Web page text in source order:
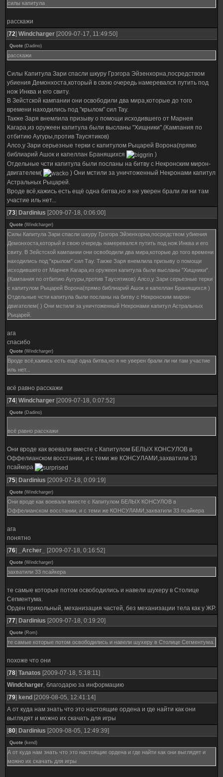
силы капитула
расскажи
[72] Windcharger [2009-07-17, 11:49:50]
Quote (Dadino)
расскажи
Силы Капитула Зари спасли шкуру Грэгора Эйзенхорна,посредством
убиения Демонхоста,который в свою очередь намеревался путить под
нож Инква и его свиту.
В Зейстской кампании они освободили два мира,которые до того
времени находились под "крылом" сил Тау.
Также Заря внемлила призыву о помощи исходившего от Марнея
Кагара,из оружеен капитула были высланы "Хищники".(Кампания по
отбитию Аугуры,против Таусятиков)
Алсо,у Зари серьезные терки с капитулом Рыцарей Ворона(прямо
библиарий Ашок и капеллан Бранящихся
)
Отдельные чсти капитула были посланы на битву с Некронским мирон-
двигателем(
) Они мстили за уничтоженный Некронами капитул
Астральных Рыцарей.
Вроде всё,кажись есть ещё одна битва,но я не уверен брали ли ни там
участие иль нет...
[73] Dardinius [2009-07-18, 0:06:00]
Quote (Windcharger)
Силы Капитула Зари спасли шкуру Грэгора Эйзенхорна,посредством убиения
Демонхоста,который в свою очередь намеревался путить под нож Инква и его
свиту. В Зейстской кампании они освободили два мира,которые до того времени
находились под "крылом" сил Тау. Также Заря внемлила призыву о помощи
исходившего от Марнея Кагара,из оружеен капитула были высланы "Хищники".
(Кампания по отбитию Аугуры,против Таусятиков) Алсо,у Зари серьезные терки
с капитулом Рыцарей Ворона(прямо библиарий Ашок и капеллан Бранящихся )
Отдельные чсти капитула были посланы на битву с Некронским мирон-
двигателем( ) Они мстили за уничтоженный Некронами капитул Астральных
Рыцарей.
ага
спасибо
Quote (Windcharger)
Вроде всё,кажись есть ещё одна битва,но я не уверен брали ли ни там участие
иль нет...
всё равно расскажи
[74] Windcharger [2009-07-18, 0:07:52]
Quote (Dadino)
всё равно расскажи
Они вроде как воевали вместе с Капитулом БЕЛЫХ КОНСУЛОВ в
Оффелианском восстании, и с теми же КОНСУЛАМИ,захватили 33
псайкера
[75] Dardinius [2009-07-18, 0:09:19]
Quote (Windcharger)
Они вроде как воевали вместе с Капитулом БЕЛЫХ КОНСУЛОВ в
Оффелианском восстании, и с теми же КОНСУЛАМИ,захватили 33 псайкера
ага
понятно
[76] _Archer_ [2009-07-18, 0:16:52]
Quote (Windcharger)
захватили 33 псайкера
те самые которые потом освободились и навели шухеру в Столице
Сегментума.
Орден прикольный, механизация частей, без механизации тела как у ЖР.
[77] Dardinius [2009-07-18, 0:19:20]
Quote (Rom)
те самые которые потом освободились и навели шухеру в Столице Сегментума.
похоже что они
[78] Tanatos [2009-07-18, 5:18:11]
Windcharger, благодарю за информацию
[79] kend [2009-08-05, 12:41:14]
А от куда нам знать что это настоящие ордена и где найти как они
выглядят и можно их скачать для игры
[80] Dardinius [2009-08-05, 12:49:39]
Quote (kend)
А от куда нам знать что это настоящие ордена и где найти как они выглядят и
можно их скачать для игры